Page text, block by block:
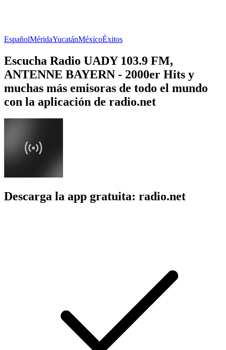
EspañolMéridaYucatánMéxicoÉxitos
Escucha Radio UADY 103.9 FM,
ANTENNE BAYERN - 2000er Hits y
muchas más emisoras de todo el mundo
con la aplicación de radio.net
Descarga la app gratuita: radio.net